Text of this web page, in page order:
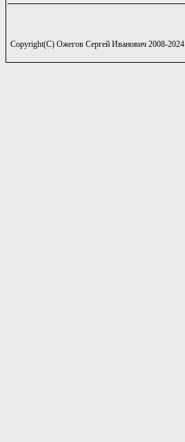
Copyright(C) Ожегов Сергей Иванович 2008-2024